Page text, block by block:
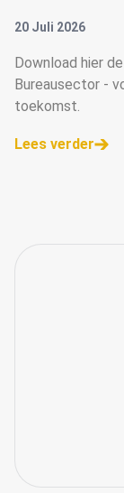
20 Juli 2026
Download hier
Bureausector -
toekomst.
Lees verder